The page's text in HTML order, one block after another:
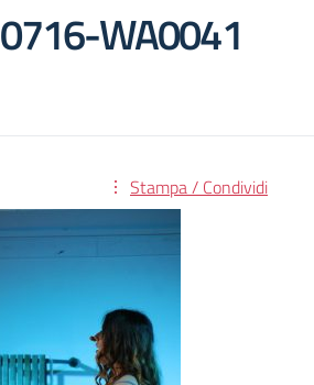
WA0041
Stampa / Condividi